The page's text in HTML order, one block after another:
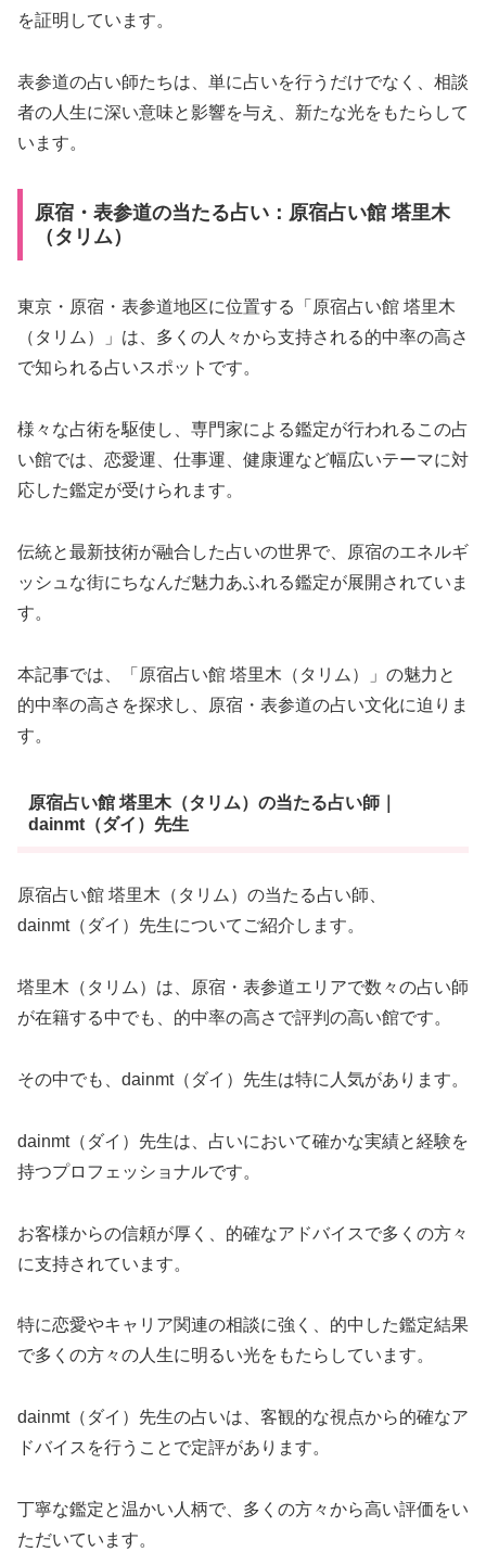
を証明しています。
表参道の占い師たちは、単に占いを行うだけでなく、相談
者の人生に深い意味と影響を与え、新たな光をもたらして
います。
原宿・表参道の当たる占い：原宿占い館 塔里木
（タリム）
東京・原宿・表参道地区に位置する「原宿占い館 塔里木
（タリム）」は、多くの人々から支持される的中率の高さ
で知られる占いスポットです。
様々な占術を駆使し、専門家による鑑定が行われるこの占
い館では、恋愛運、仕事運、健康運など幅広いテーマに対
応した鑑定が受けられます。
伝統と最新技術が融合した占いの世界で、原宿のエネルギ
ッシュな街にちなんだ魅力あふれる鑑定が展開されていま
す。
本記事では、「原宿占い館 塔里木（タリム）」の魅力と
的中率の高さを探求し、原宿・表参道の占い文化に迫りま
す。
原宿占い館 塔里木（タリム）の当たる占い師｜
dainmt（ダイ）先生
原宿占い館 塔里木（タリム）の当たる占い師、
dainmt（ダイ）先生についてご紹介します。
塔里木（タリム）は、原宿・表参道エリアで数々の占い師
が在籍する中でも、的中率の高さで評判の高い館です。
その中でも、dainmt（ダイ）先生は特に人気があります。
dainmt（ダイ）先生は、占いにおいて確かな実績と経験を
持つプロフェッショナルです。
お客様からの信頼が厚く、的確なアドバイスで多くの方々
に支持されています。
特に恋愛やキャリア関連の相談に強く、的中した鑑定結果
で多くの方々の人生に明るい光をもたらしています。
dainmt（ダイ）先生の占いは、客観的な視点から的確なア
ドバイスを行うことで定評があります。
丁寧な鑑定と温かい人柄で、多くの方々から高い評価をい
ただいています。